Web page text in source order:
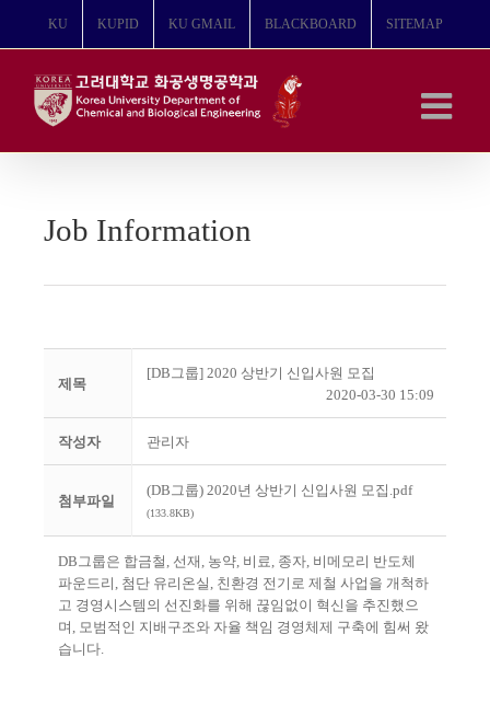
뛰
KU KUPID KU GMAIL BLACKBOARD SITEMAP
Job Information
제목
[DB그룹] 2020 상반기 신입사원 모집
2020-03-30 15:09
작성자 관리자
첨부파일
(DB그룹) 2020년 상반기 신입사원 모집.pdf
(133.8KB)
DB그룹은 합금철 , 선재 , 농약, 비료, 종자, 비메모리 반도체
파운드리 , 첨단 유리온실 , 친환경 전기로 제철 사업을 개척하
고 경영시스템의 선진화를 위해 끊임없이 혁신을 추진했으
며 , 모범적인 지배구조와 자율 책임 경영체제 구축에 힘써 왔
습니다.